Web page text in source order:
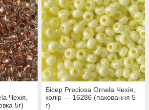
Чехія,
5г)
Бісер Preciosa Ornela Чехія,
колір — 16286 (паковання 5
г)